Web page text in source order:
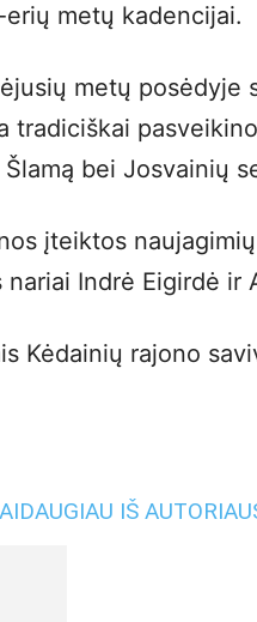
metų kadencijai.
metų posėdyje
tradiciškai
bei Josvainių
įteiktos
Indrė Eigirdė ir
Kėdainių rajono
DAUGIAU IŠ